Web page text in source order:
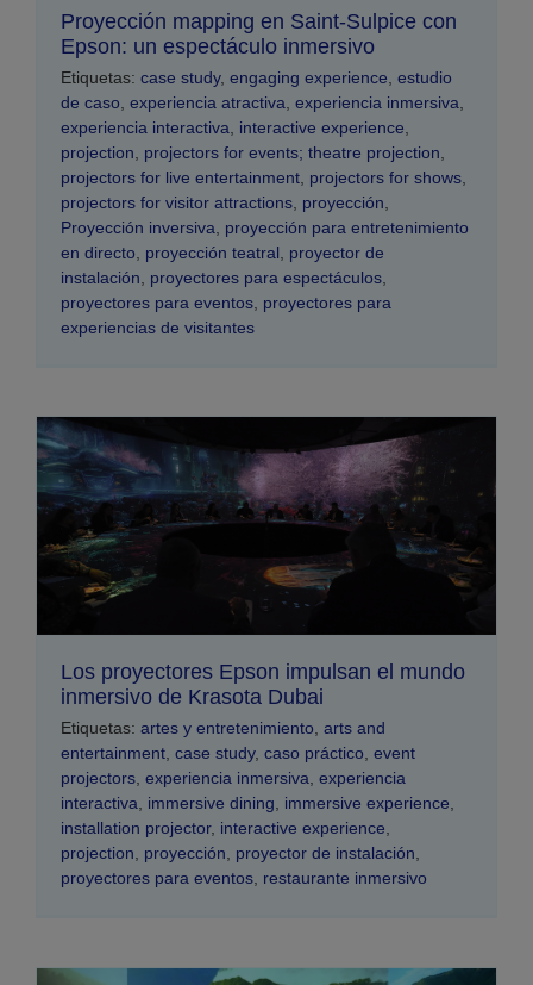
Proyección mapping en Saint-Sulpice con
Epson: un espectáculo inmersivo
Etiquetas: case study, engaging experience estudio
de caso experiencia atractiva experiencia inmersiva
experiencia interactiva
interactive experience
projection
projectors for events; theatre projection
projectors for live entertainment projectors for shows
projectors for visitor attractions proyección
Proyección inversiva
proyección para entretenimiento
en directo
proyección teatral
proyector de
instalación
proyectores para espectáculos
proyectores para eventos proyectores para
experiencias de visitantes
Los proyectores Epson impulsan el mundo
inmersivo de Krasota Dubai
Etiquetas: artes y entretenimiento, arts and
entertainment, case study, caso práctico, event
projectors, experiencia inmersiva, experiencia
interactiva, immersive dining, immersive experience,
installation projector, interactive experience,
projection, proyección, proyector de instalación,
proyectores para eventos, restaurante inmersivo